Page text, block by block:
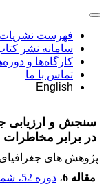
فهرست نشریات
سامانه نشر
کارگاه‌ها و
تماس با ما
English
سنجش و ارزیابی
در برابر مخاطرات
پژوهش های
مقاله 6
، دوره 52، شماره 4